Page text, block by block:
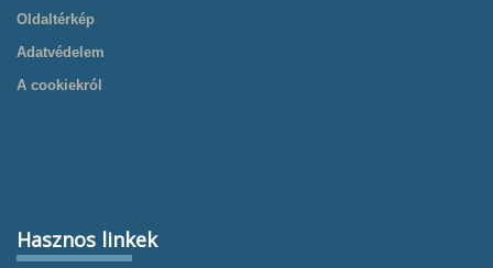
Oldaltérkép
Adatvédelem
A cookiekról
Hasznos linkek